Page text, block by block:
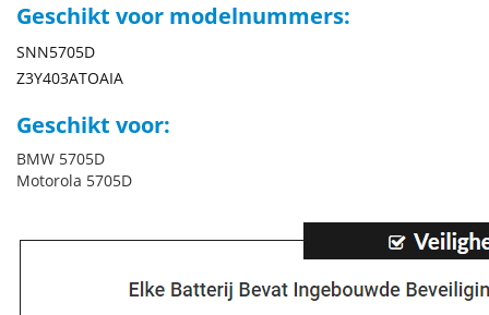
Geschikt voor modelnummers:
SNN5705D
Z3Y403ATOAIA
Geschikt voor:
BMW 5705D
Motorola 5705D